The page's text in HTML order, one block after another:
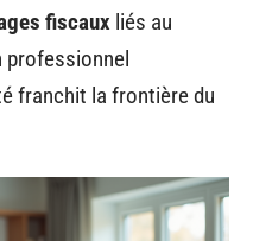
fiscaux liés au
professionnel
franchit la frontière du